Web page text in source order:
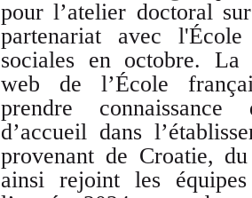
pour l’atelier doctoral
partenariat avec
sociales en octobre.
web de l’École
prendre
d’accueil dans
provenant de Croatie,
ainsi rejoint les